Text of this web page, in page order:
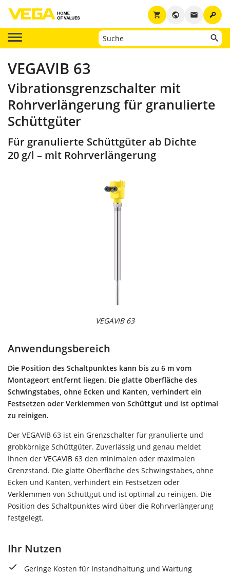
key
email
public
shopping_cart
VEGAVIB 63
Vibrationsgrenzschalter mit
Rohrverlängerung für granulierte
Schüttgüter
Für granulierte Schüttgüter ab Dichte
20 g/l – mit Rohrverlängerung
VEGAVIB 63
Anwendungsbereich
Die Position des Schaltpunktes kann bis zu 6 m vom
Montageort entfernt liegen. Die glatte Oberfläche des
Schwingstabes, ohne Ecken und Kanten, verhindert ein
Festsetzen oder Verklemmen von Schüttgut und ist optimal
zu reinigen.
Der VEGAVIB 63 ist ein Grenzschalter für granulierte und
grobkörnige Schüttgüter. Zuverlässig und genau meldet
Ihnen der VEGAVIB 63 den minimalen oder maximalen
Grenzstand. Die glatte Oberfläche des Schwingstabes, ohne
Ecken und Kanten, verhindert ein Festsetzen oder
Verklemmen von Schüttgut und ist optimal zu reinigen. Die
Position des Schaltpunktes wird über die Rohrverlängerung
festgelegt.
Ihr Nutzen
Geringe Kosten für Instandhaltung und Wartung